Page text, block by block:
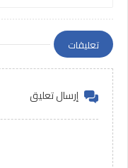
تعليقات
إرسال تعليق